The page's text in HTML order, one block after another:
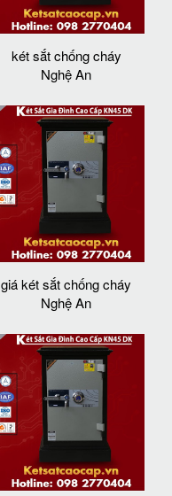
két sắt chống cháy
Nghệ An
giá két sắt chống cháy
Nghệ An